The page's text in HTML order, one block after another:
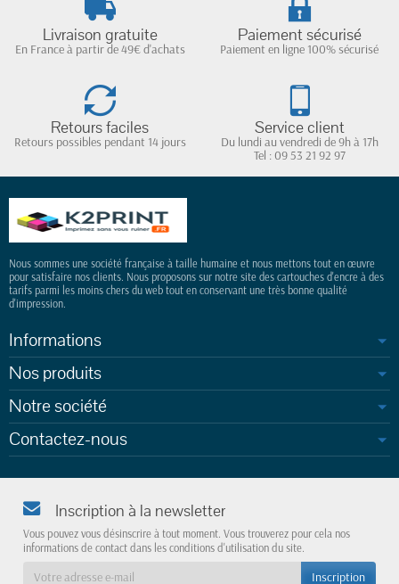
Livraison gratuite
En France à partir de 49€ d'achats
Paiement sécurisé
Paiement en ligne 100% sécurisé
Retours faciles
Retours possibles pendant 14 jours
Service client
Du lundi au vendredi de 9h à 17h
Tel : 09 53 21 92 97
Nous sommes une société française à taille humaine et nous mettons tout en œuvre
pour satisfaire nos clients. Nous proposons sur notre site des cartouches d'encre à des
tarifs parmi les moins chers du web tout en conservant une très bonne qualité
d'impression.
Informations
Nos produits
Notre société
Contactez-nous
Inscription à la newsletter
Vous pouvez vous désinscrire à tout moment. Vous trouverez pour cela nos
informations de contact dans les conditions d'utilisation du site.